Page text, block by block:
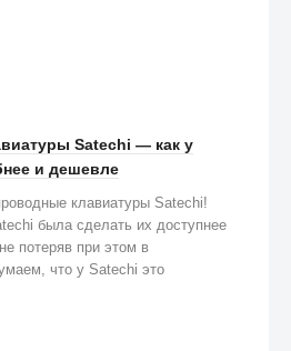
Satechi — как у
и дешевле
клавиатуры Satechi!
была сделать их доступнее
потеряв при этом в
что у Satechi это